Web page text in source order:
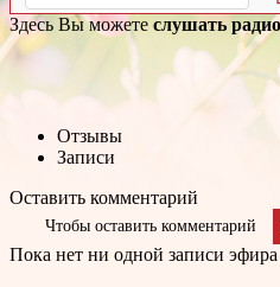
Здесь Вы можете слушать радио
Отзывы
Записи
Оставить комментарий
Чтобы оставить комментарий
Пока нет ни одной записи эфира